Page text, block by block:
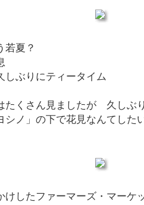
若夏？
しぶりにティータイム
たくさん見ましたが 久しぶ
シノ」の下で花見なんてした
けしたファーマーズ・マーケ